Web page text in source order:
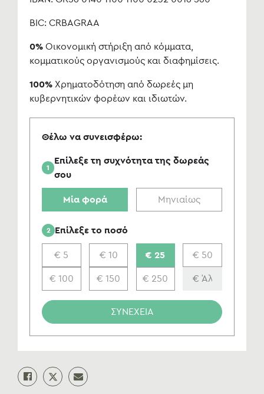
BIC: CRBAGRAA
0% Οικονομική στήριξη από κόμματα,
κομματικούς οργανισμούς και διαφημίσεις.
100% Χρηματοδότηση από δωρεές μη
κυβερνητικών φορέων και ιδιωτών.
Θέλω να συνεισφέρω:
1
Επίλεξε τη συχνότητα της δωρεάς
σου
Μία φορά Μηνιαίως
2 Επίλεξε το ποσό
€ 5 € 10 € 25 € 50
€ 100 € 150 € 250
ΣΥΝΕΧΕΙΑ